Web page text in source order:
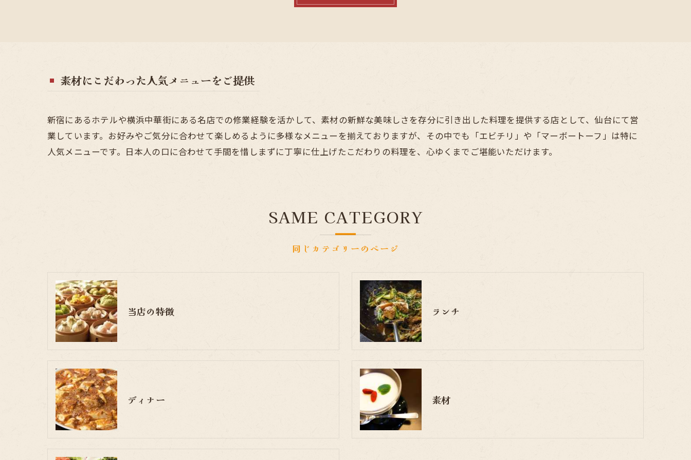
素材にこだわった人気メニューをご提供
新宿にあるホテルや横浜中華街にある名店での修業経験を活かして、素材の新鮮な美味しさを存分に引き出した料理を提供する店として、仙台にて営
業しています。お好みやご気分に合わせて楽しめるように多様なメニューを揃えておりますが、その中でも「エビチリ」や「マーボートーフ」は特に
人気メニューです。日本人の口に合わせて手間を惜しまずに丁寧に仕上げたこだわりの料理を、心ゆくまでご堪能いただけます。
同じカテゴリーのページ
SAME CATEGORY
当店の特徴 ランチ
ディナー 素材